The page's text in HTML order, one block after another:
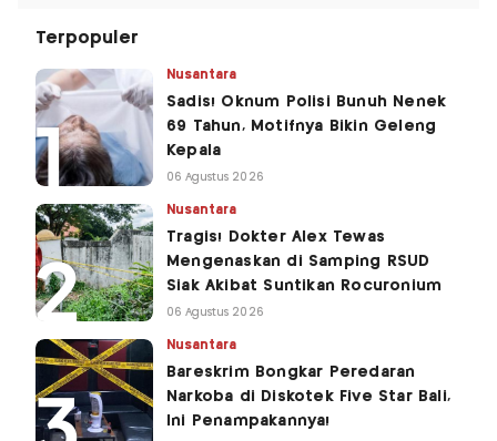
Terpopuler
Nusantara
Sadis! Oknum Polisi Bunuh Nenek
69 Tahun, Motifnya Bikin Geleng
Kepala
06 Agustus 2026
Nusantara
Tragis! Dokter Alex Tewas
Mengenaskan di Samping RSUD
Siak Akibat Suntikan Rocuronium
06 Agustus 2026
Nusantara
Bareskrim Bongkar Peredaran
Narkoba di Diskotek Five Star Bali,
Ini Penampakannya!